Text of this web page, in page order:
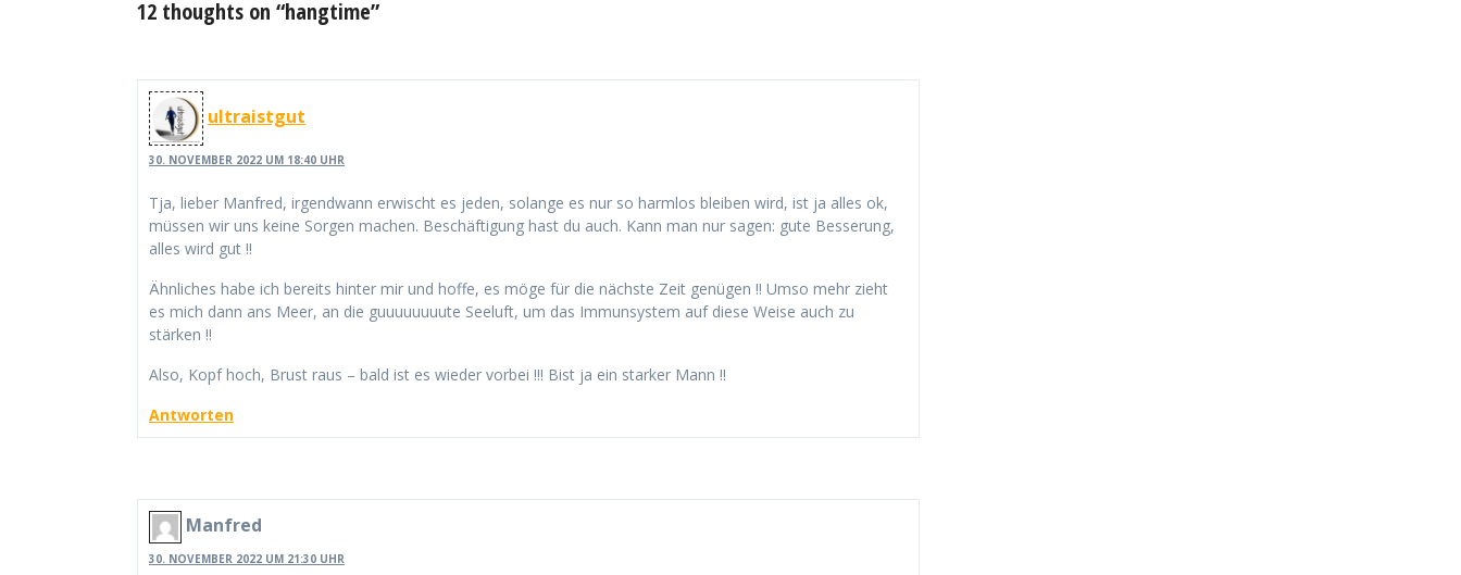
12 thoughts on “hangtime”
ultraistgut
30. NOVEMBER 2022 UM 18:40 UHR
Tja, lieber Manfred, irgendwann erwischt es jeden, solange es nur so harmlos bleiben wird, ist ja alles ok,
müssen wir uns keine Sorgen machen. Beschäftigung hast du auch. Kann man nur sagen: gute Besserung,
alles wird gut !!
Ähnliches habe ich bereits hinter mir und hoffe, es möge für die nächste Zeit genügen !! Umso mehr zieht
es mich dann ans Meer, an die guuuuuuuute Seeluft, um das Immunsystem auf diese Weise auch zu
stärken !!
Also, Kopf hoch, Brust raus – bald ist es wieder vorbei !!! Bist ja ein starker Mann !!
Antworten
Manfred
30. NOVEMBER 2022 UM 21:30 UHR